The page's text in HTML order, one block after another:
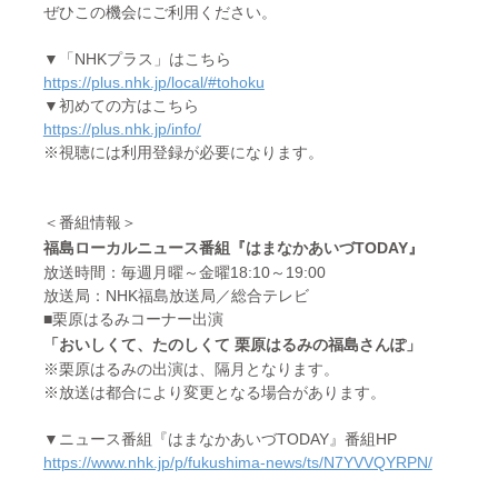
ぜひこの機会にご利用ください。
▼「NHKプラス」はこちら
https://plus.nhk.jp/local/#tohoku
▼初めての方はこちら
https://plus.nhk.jp/info/
※視聴には利用登録が必要になります。
＜番組情報＞
福島ローカルニュース番組『はまなかあいづTODAY』
放送時間：毎週月曜～金曜18:10～19:00
放送局：NHK福島放送局／総合テレビ
■栗原はるみコーナー出演
「おいしくて、たのしくて 栗原はるみの福島さんぽ」
※栗原はるみの出演は、隔月となります。
※放送は都合により変更となる場合があります。
▼ニュース番組『はまなかあいづTODAY』番組HP
https://www.nhk.jp/p/fukushima-news/ts/N7YVVQYRPN/